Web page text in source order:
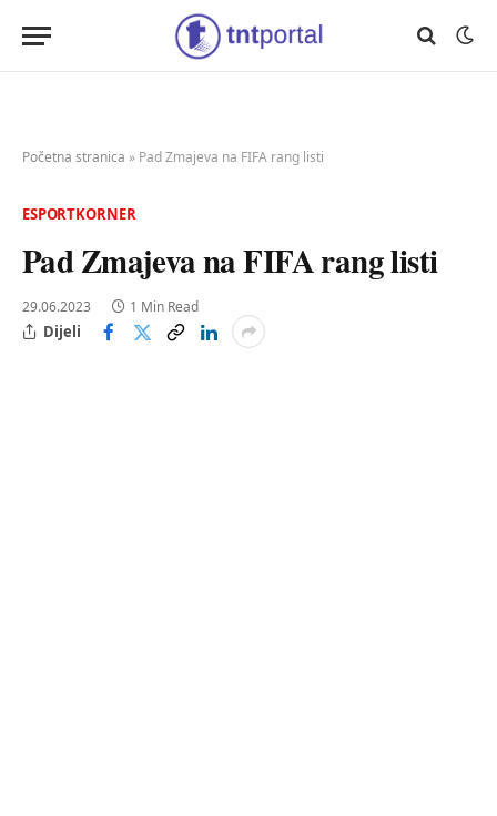
Početna stranica » Pad Zmajeva na FIFA rang listi
ESPORTKORNER
Pad Zmajeva na FIFA rang listi
29.06.2023 1 Min Read
Dijeli